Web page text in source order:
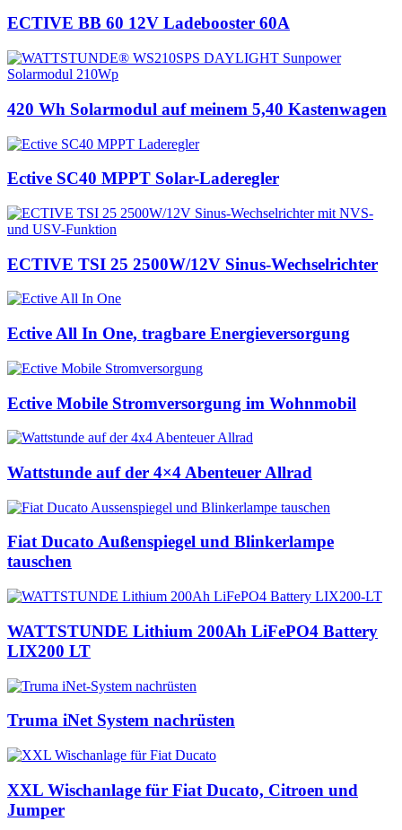
ECTIVE BB 60 12V Ladebooster 60A
420 Wh Solarmodul auf meinem 5,40 Kastenwagen
Ective SC40 MPPT Solar-Laderegler
ECTIVE TSI 25 2500W/12V Sinus-Wechselrichter
Ective All In One, tragbare Energieversorgung
Ective Mobile Stromversorgung im Wohnmobil
Wattstunde auf der 4×4 Abenteuer Allrad
Fiat Ducato Außenspiegel und Blinkerlampe
tauschen
WATTSTUNDE Lithium 200Ah LiFePO4 Battery
LIX200 LT
Truma iNet System nachrüsten
XXL Wischanlage für Fiat Ducato, Citroen und
Jumper